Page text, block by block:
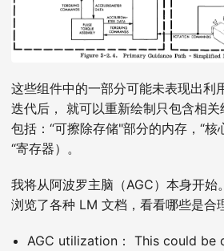
这些组件中的一部分可能未表现出利
迭代后， 就可以重新绘制只包含相
包括：“可擦除存储"部分的内存，“
“寄存器）。
我将从阿波罗主脑（AGC）本身开始
浏览了各种 LM 文档，看看哪些是合
AGC utilization： This could be